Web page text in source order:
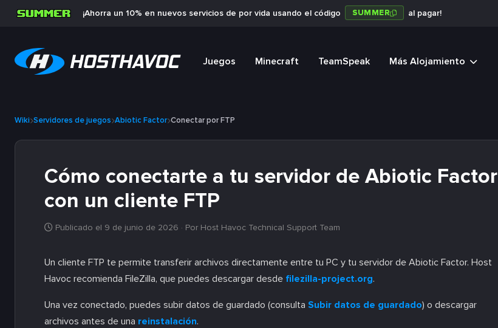
¡Ahorra un 10% en nuevos servicios de por vida usando el código SUMMER al pagar!
Juegos Minecraft TeamSpeak Más Alojamiento
Wiki Servidores de juegos Abiotic Factor Conectar por FTP
Cómo conectarte a tu servidor de Abiotic Factor
con un cliente FTP
Publicado el 9 de junio de 2026 · Por Host Havoc Technical Support Team
Un cliente FTP te permite transferir archivos directamente entre tu PC y tu servidor de Abiotic Factor. Host
Havoc recomienda FileZilla, que puedes descargar desde filezilla-project.org.
Una vez conectado, puedes subir datos de guardado (consulta Subir datos de guardado) o descargar
archivos antes de una reinstalación.